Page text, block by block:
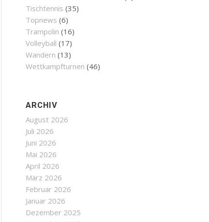
Tischtennis (35)
Topnews (6)
Trampolin (16)
Volleyball (17)
Wandern (13)
Wettkampfturnen (46)
ARCHIV
August 2026
Juli 2026
Juni 2026
Mai 2026
April 2026
März 2026
Februar 2026
Januar 2026
Dezember 2025